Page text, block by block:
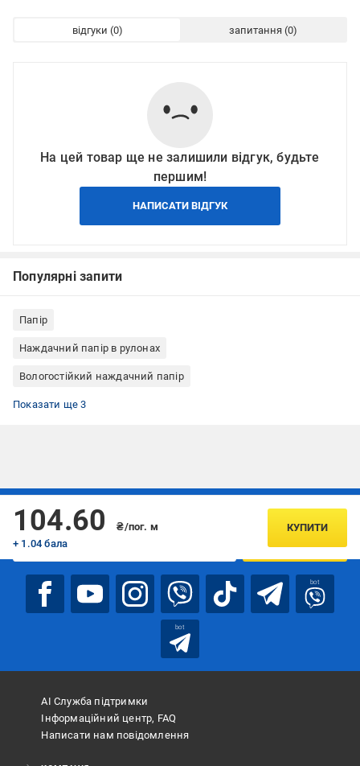
відгуки запитання
На цей товар ще не залишили відгук, будьте
першим!
НАПИСАТИ ВІДГУК
Популярні запити
Папір
Наждачний папір в рулонах
Вологостійкий наждачний папір
Наждачний папір по лаку
Наждачний папір INDASA
Наждачний папір на поролоні
Показати ще 3
104.60
₴/пог. м
+ 1.04 бала
КУПИТИ
Підписуйтесь, щоб дізнаватись першим про акції та пропозиції
ПІДПИСАТИСЯ
bot
bot
АІ Служба підтримки
Інформаційний центр, FAQ
Написати нам повідомлення